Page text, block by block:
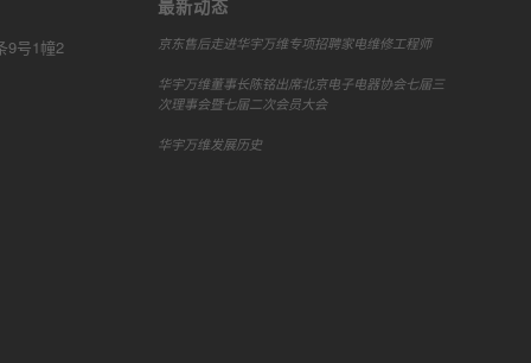
9号1幢2
最新动态
京东售后走进华宇万维专项招聘家电维修工程师
华宇万维董事长陈铭出席北京电子电器协会七届三
次理事会暨七届二次会员大会
华宇万维发展历史